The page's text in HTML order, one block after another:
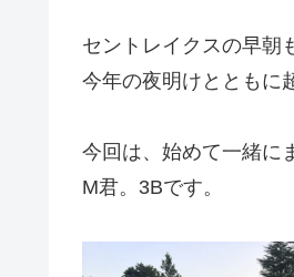
セントレイクスの早朝
今年の夜明けとともに
今回は、始めて一緒に
M君。3Bです。